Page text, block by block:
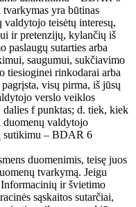
yra būtinas
teisėtų interesų,
ir pretenzijų, kylančių iš
paslaugų sutarties arba
saugumui, sukčiavimo
tiesioginei rinkodarai arba
visų pirma, iš jūsų
verslo veiklos
f punktas; d. tiek, kiek
duomenų valdytojo
sutikimu – BDAR 6
duomenimis, teisę juos
tvarkymą. Jeigu
ir švietimo
sąskaitos sutarčiai,